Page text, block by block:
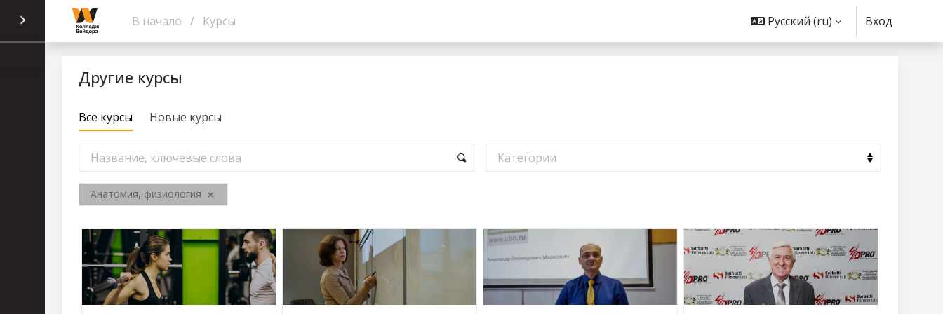
Перейти к основному содержанию
В начало
Курсы Русский ‎(ru)‎ Вход
Другие курсы
Все курсы Новые курсы
Анатомия, физиология